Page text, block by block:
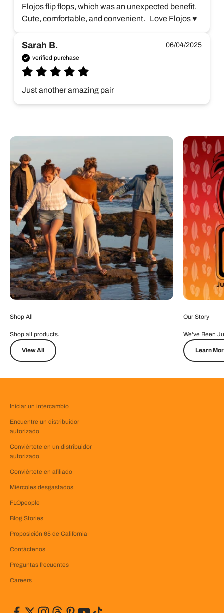
Flojos flip flops, which was an unexpected benefit.
Cute, comfortable, and convenient.   Love Flojos ♥️
Sarah B. 06/04/2025
verified purchase
Just another amazing pair
Shop All
Shop all products.
View All
Our Story
We've Been
Learn
Iniciar un intercambio
Encuentre un distribuidor
autorizado
Conviértete en un distribuidor
autorizado
Conviértete en afiliado
Miércoles desgastados
FLOpeople
Blog Stories
Proposición 65 de California
Contáctenos
Preguntas frecuentes
Careers